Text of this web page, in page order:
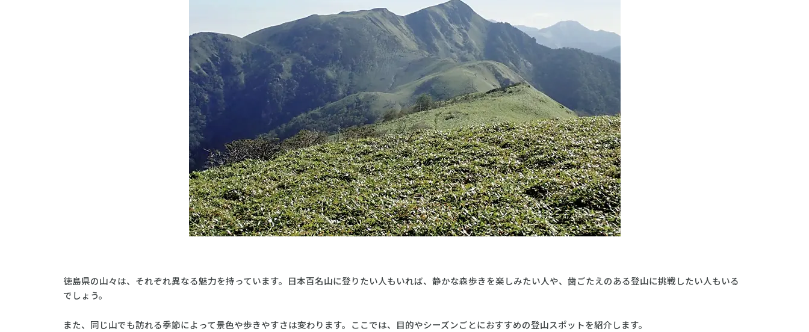
徳島県の山々は、それぞれ異なる魅力を持っています。日本百名山に登りたい人もいれば、静かな森歩きを楽しみたい人や、歯ごたえのある登山に挑戦したい人もいる
でしょう。
また、同じ山でも訪れる季節によって景色や歩きやすさは変わります。ここでは、目的やシーズンごとにおすすめの登山スポットを紹介します。